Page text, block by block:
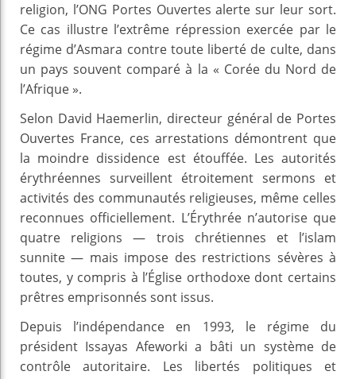
religion, l’ONG Portes Ouvertes alerte sur leur sort.
Ce cas illustre l’extrême répression exercée par le
régime d’Asmara contre toute liberté de culte, dans
un pays souvent comparé à la « Corée du Nord de
l’Afrique ».
Selon David Haemerlin, directeur général de Portes
Ouvertes France, ces arrestations démontrent que
la moindre dissidence est étouffée. Les autorités
érythréennes surveillent étroitement sermons et
activités des communautés religieuses, même celles
reconnues officiellement. L’Érythrée n’autorise que
quatre religions — trois chrétiennes et l’islam
sunnite — mais impose des restrictions sévères à
toutes, y compris à l’Église orthodoxe dont certains
prêtres emprisonnés sont issus.
Depuis l’indépendance en 1993, le régime du
président Issayas Afeworki a bâti un système de
contrôle autoritaire. Les libertés politiques et